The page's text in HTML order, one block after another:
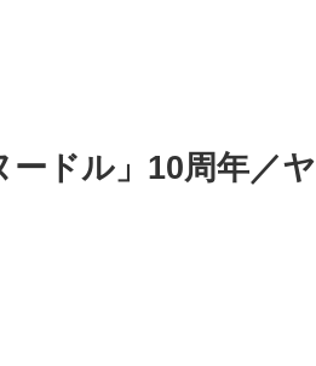
ドル」10周年／ヤ